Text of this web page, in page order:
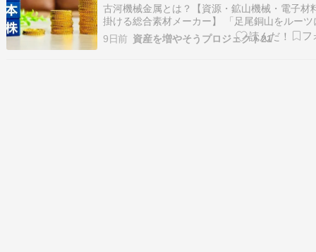
古河機械金属とは？【資源・鉱山機械・電子材
掛ける総合素材メーカー】 「足尾銅山をルーツ
ち、鉱山機械・資源・電子材料まで幅広く展開
日本を代表する『機械と素材』の企業。」 古
9日前 資産を増やそうプロジェクト21